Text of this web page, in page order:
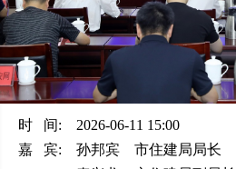
时 间:
2026-06-11 15:00
嘉 宾: 孙邦宾 市住建局局长